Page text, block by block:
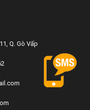
Q. Gò Vấp